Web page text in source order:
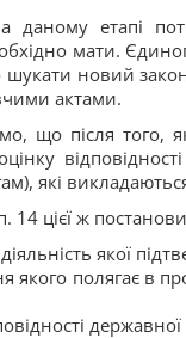
даному етапі
мати.
шукати новий
актами.
що після того,
які
14 цієї ж
якої
якого полягає в